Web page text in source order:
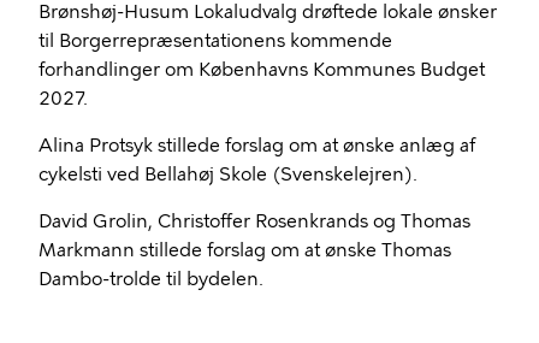
Brønshøj-Husum Lokaludvalg drøftede lokale ønsker
til Borgerrepræsentationens kommende
forhandlinger om Københavns Kommunes Budget
2027.
Alina Protsyk stillede forslag om at ønske anlæg af
cykelsti ved Bellahøj Skole (Svenskelejren).
David Grolin, Christoffer Rosenkrands og Thomas
Markmann stillede forslag om at ønske Thomas
Dambo-trolde til bydelen.